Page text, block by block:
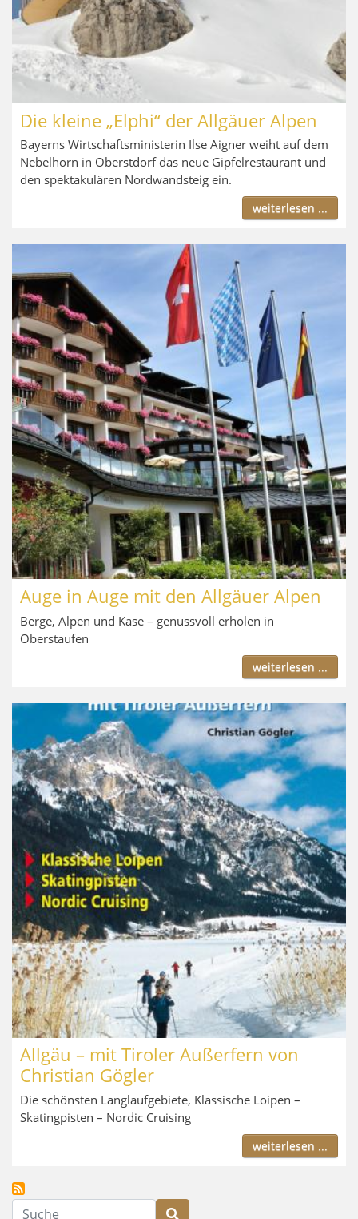
Die kleine „Elphi“ der Allgäuer Alpen
Bayerns Wirtschaftsministerin Ilse Aigner weiht auf dem
Nebelhorn in Oberstdorf das neue Gipfelrestaurant und
den spektakulären Nordwandsteig ein.
weiterlesen ...
Auge in Auge mit den Allgäuer Alpen
Berge, Alpen und Käse – genussvoll erholen in
Oberstaufen
weiterlesen ...
Allgäu – mit Tiroler Außerfern von
Christian Gögler
Die schönsten Langlaufgebiete, Klassische Loipen –
Skatingpisten – Nordic Cruising
weiterlesen ...
Suche